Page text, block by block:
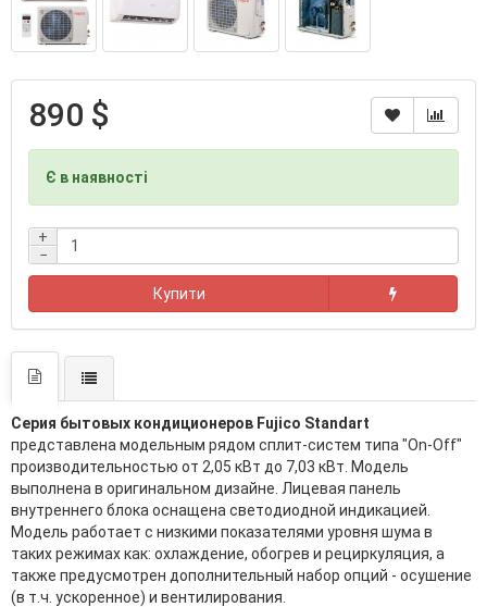
890 $
Є в наявності
+
−
Купити
Серия бытовых кондиционеров Fujico Standart
представлена модельным рядом сплит-систем типа "On-Off"
производительностью от 2,05 кВт до 7,03 кВт. Модель
выполнена в оригинальном дизайне. Лицевая панель
внутреннего блока оснащена светодиодной индикацией.
Модель работает с низкими показателями уровня шума в
таких режимах как: охлаждение, обогрев и рециркуляция, а
также предусмотрен дополнительный набор опций - осушение
(в т.ч. ускоренное) и вентилирования.